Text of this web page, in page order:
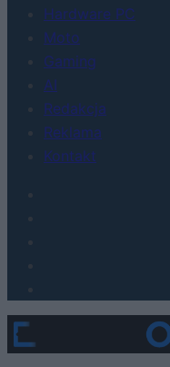
Hardware PC
Moto
Gaming
AI
Redakcja
Reklama
Kontakt